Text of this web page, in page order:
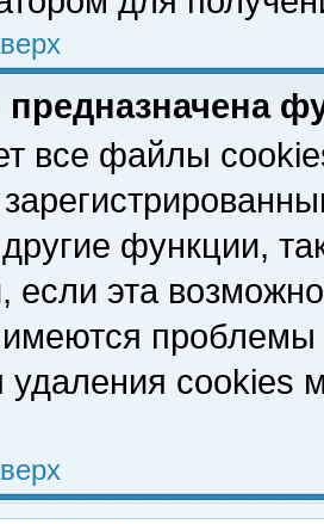
предназначена
все файлы
функции,
если эта
удаления cookies